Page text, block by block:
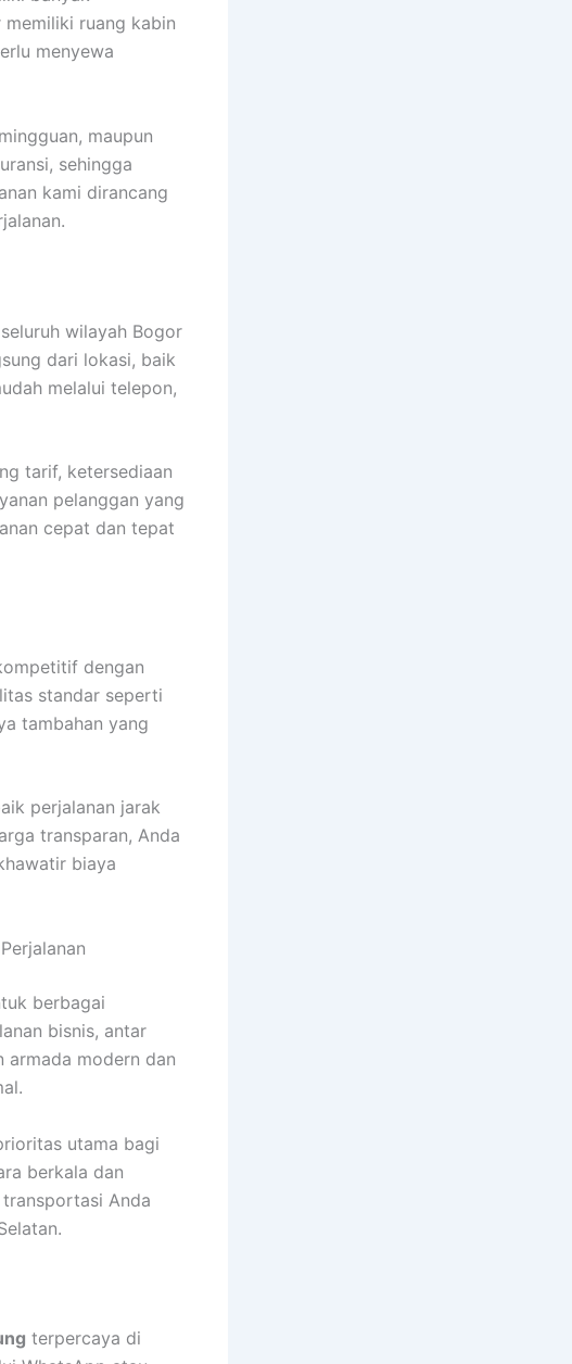
ruang kabin
menyewa
maupun
sehingga
kami dirancang
wilayah Bogor
dari lokasi, baik
melalui telepon,
tarif, ketersediaan
pelanggan yang
cepat dan tepat
dengan
standar seperti
tambahan yang
perjalanan jarak
transparan, Anda
biaya
berbagai
bisnis, antar
armada modern dan
utama bagi
berkala dan
Anda
terpercaya di